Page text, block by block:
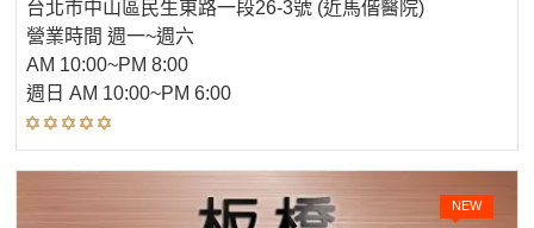
台北市中山區民生東路一段26-3號 (近馬偕醫院)
營業時間 週一~週六
AM 10:00~PM 8:00
週日 AM 10:00~PM 6:00
NEW